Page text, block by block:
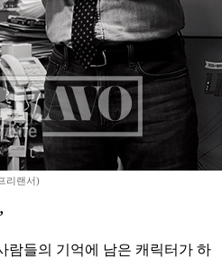
리랜서)
람들의 기억에 남은 캐릭터가 하